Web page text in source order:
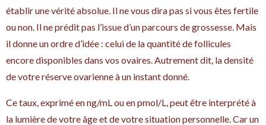
établir une vérité absolue. Il ne vous dira pas si vous êtes fertile
ou non. Il ne prédit pas l’issue d’un parcours de grossesse. Mais
il donne un ordre d’idée : celui de la quantité de follicules
encore disponibles dans vos ovaires. Autrement dit, la densité
de votre réserve ovarienne à un instant donné.
Ce taux, exprimé en ng/mL ou en pmol/L, peut être interprété à
la lumière de votre âge et de votre situation personnelle. Car un